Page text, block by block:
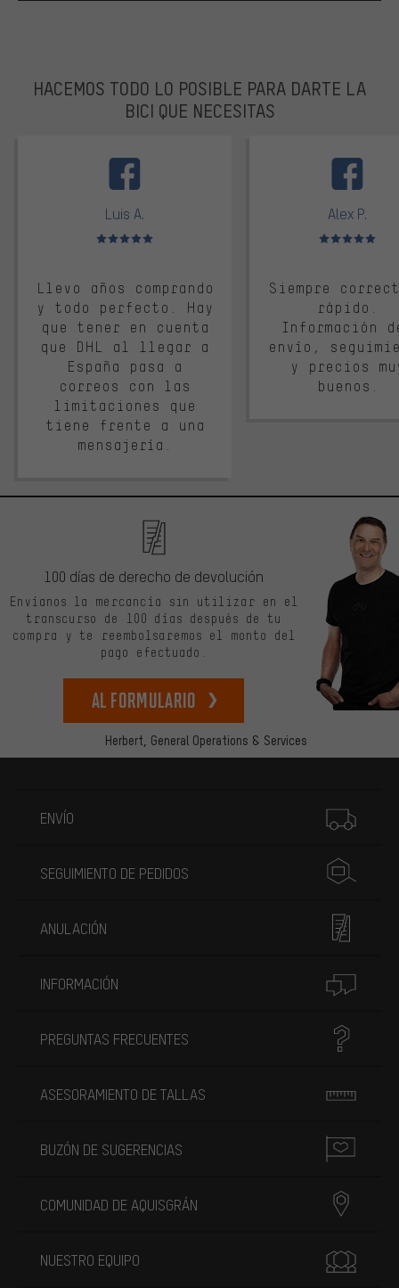
HACEMOS TODO LO POSIBLE PARA DARTE LA
BICI QUE NECESITAS
Luis A.
Valoración media: 5 de 5
Llevo años comprando
y todo perfecto. Hay
que tener en cuenta
que DHL al llegar a
España pasa a
correos con las
limitaciones que
tiene frente a una
mensajería.
Alex P.
Valoración
Siempre
rápido.
Información
envío,
y precios
buenos.
Herbert, General Operations & Services
100 días de derecho de devolución
Envíanos la mercancía sin utilizar en el
transcurso de 100 días después de tu
compra y te reembolsaremos el monto del
pago efectuado.
Al formulario
ENVÍO
SEGUIMIENTO DE PEDIDOS
ANULACIÓN
INFORMACIÓN
PREGUNTAS FRECUENTES
ASESORAMIENTO DE TALLAS
BUZÓN DE SUGERENCIAS
COMUNIDAD DE AQUISGRÁN
NUESTRO EQUIPO